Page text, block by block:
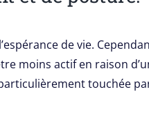
de vie.
moins actif en raison
touchée